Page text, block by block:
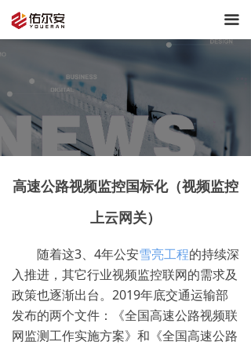
끀
高速公路视频监控国标化（视频监控
上云网关）
随着这3、4年公安雪亮工程的持续深
入推进，其它行业视频监控联网的需求及
政策也逐渐出台。2019年底交通运输部
发布的两个文件：《全国高速公路视频联
网监测工作实施方案》和《全国高速公路